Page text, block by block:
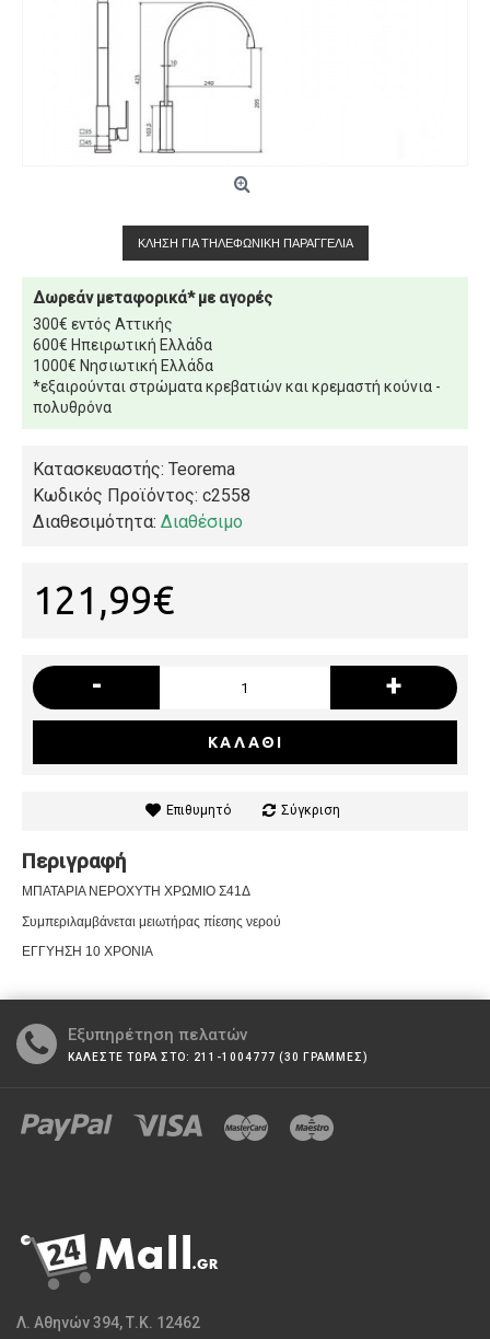
ΚΛΉΣΗ ΓΙΑ ΤΗΛΕΦΩΝΙΚΉ ΠΑΡΑΓΓΕΛΊΑ
Δωρεάν μεταφορικά* με αγορές
300€ εντός Αττικής
600€ Ηπειρωτική Ελλάδα
1000€ Νησιωτική Ελλάδα
*εξαιρούνται στρώματα κρεβατιών και κρεμαστή κούνια -
πολυθρόνα
Κατασκευαστής: Teorema
Κωδικός Προϊόντος: c2558
Διαθεσιμότητα: Διαθέσιμο
121,99€
- +
ΚΑΛΆΘΙ
Επιθυμητό Σύγκριση
Περιγραφή
ΜΠΑΤΑΡΙΑ ΝΕΡΟΧΥΤΗ ΧΡΩΜΙΟ Σ41Δ
Συμπεριλαμβάνεται μειωτήρας πίεσης νερού
ΕΓΓΥΗΣΗ 10 ΧΡΟΝΙΑ
Εξυπηρέτηση πελατών
ΚΑΛΕΣΤΕ ΤΩΡΑ ΣΤΟ: 211-1004777 (30 ΓΡΑΜΜΕΣ)
Λ. Αθηνών 394, Τ.Κ. 12462